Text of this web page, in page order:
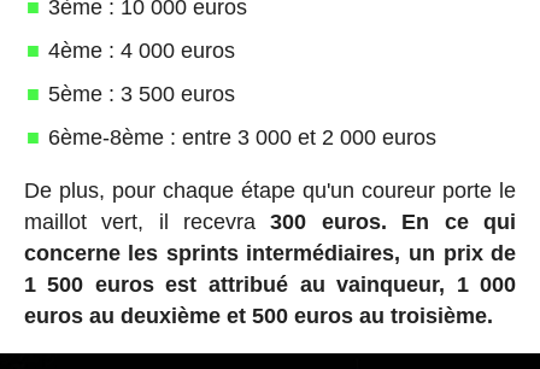
3ème : 10 000 euros
4ème : 4 000 euros
5ème : 3 500 euros
6ème-8ème : entre 3 000 et 2 000 euros
De plus, pour chaque étape qu'un coureur porte le
maillot vert, il recevra300 euros.
En ce qui
concerne les sprints intermédiaires, un prix de
1 500 euros est attribué au vainqueur, 1 000
euros au deuxième et 500 euros au troisième.